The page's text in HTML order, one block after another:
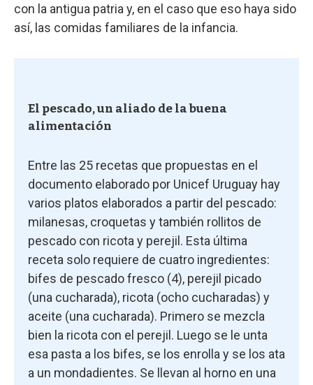
con la antigua patria y, en el caso que eso haya sido
así, las comidas familiares de la infancia.
El pescado, un aliado de la buena
alimentación
Entre las 25 recetas que propuestas en el
documento elaborado por Unicef Uruguay hay
varios platos elaborados a partir del pescado:
milanesas, croquetas y también rollitos de
pescado con ricota y perejil. Esta última
receta solo requiere de cuatro ingredientes:
bifes de pescado fresco (4), perejil picado
(una cucharada), ricota (ocho cucharadas) y
aceite (una cucharada). Primero se mezcla
bien la ricota con el perejil. Luego se le unta
esa pasta a los bifes, se los enrolla y se los ata
a un mondadientes. Se llevan al horno en una